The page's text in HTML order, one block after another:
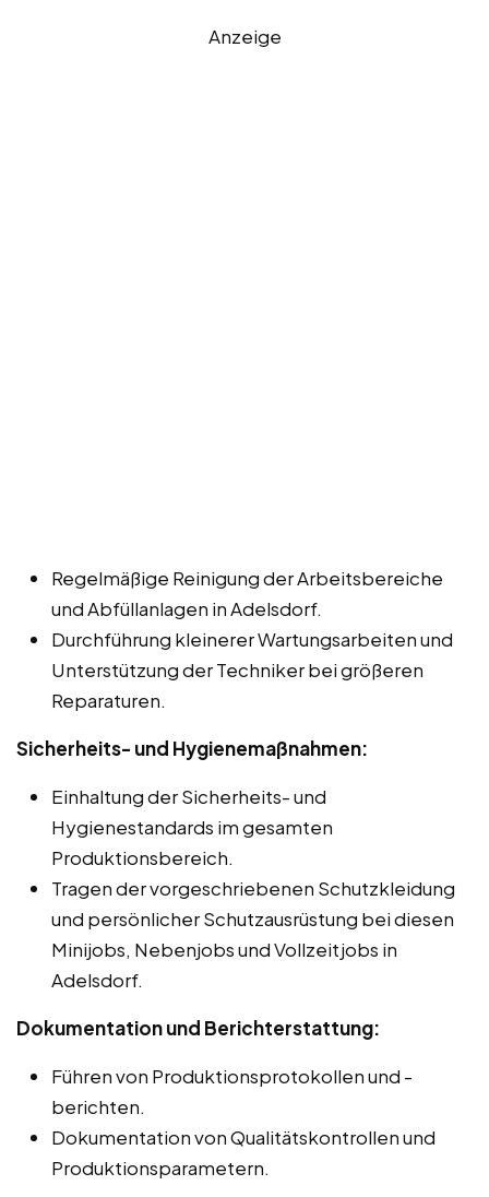
Anzeige
Regelmäßige Reinigung der Arbeitsbereiche
und Abfüllanlagen in Adelsdorf.
Durchführung kleinerer Wartungsarbeiten und
Unterstützung der Techniker bei größeren
Reparaturen.
Sicherheits- und Hygienemaßnahmen:
Einhaltung der Sicherheits- und
Hygienestandards im gesamten
Produktionsbereich.
Tragen der vorgeschriebenen Schutzkleidung
und persönlicher Schutzausrüstung bei diesen
Minijobs, Nebenjobs und Vollzeitjobs in
Adelsdorf.
Dokumentation und Berichterstattung:
Führen von Produktionsprotokollen und -
berichten.
Dokumentation von Qualitätskontrollen und
Produktionsparametern.